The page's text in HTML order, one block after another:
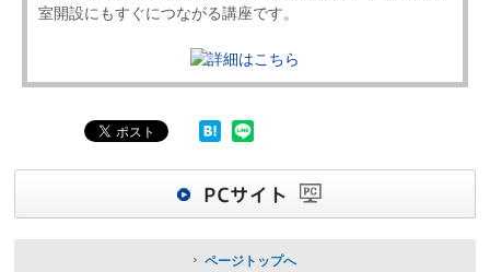
室開設にもすぐにつながる講座です。
ページトップへ